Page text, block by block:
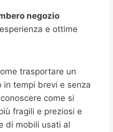
negozio
e ottime
trasportare un
tempi brevi e senza
come si
fragili e preziosi e
di mobili usati al